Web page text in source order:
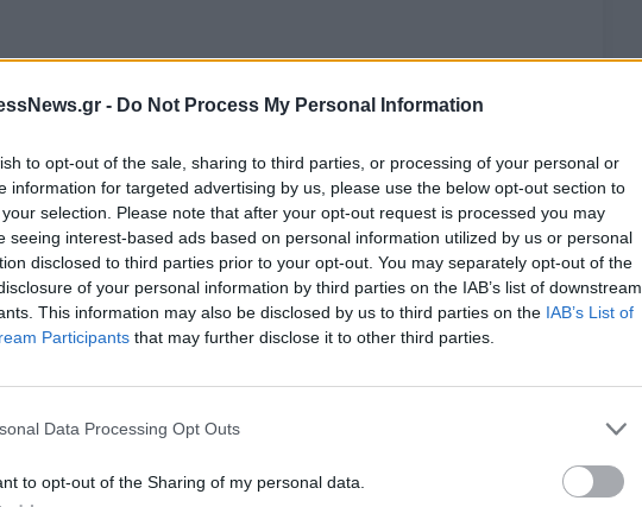
- Do Not Process My Personal Information
to opt-out of the sale, sharing to third parties, or processing of your personal or
information for targeted advertising by us, please use the below opt-out section to
selection. Please note that after your opt-out request is processed you may
seeing interest-based ads based on personal information utilized by us or personal
disclosed to third parties prior to your opt-out. You may separately opt-out of the
of your personal information by third parties on the IAB’s list of downstream
This information may also be disclosed by us to third parties on the IAB’s List of
Participants that may further disclose it to other third parties.
Data Processing Opt Outs
to opt-out of the Sharing of my personal data.
πει κατά τον χαιρετισμό του στο σχολείο. Να
επισκεφθεί την Κομοτηνή ως πρωθυπουργός είχε
τη χώρα τους και να παλεύουν για την προκοπή της
με την Ελλάδα. Άρα τα όσα είχε πει τότε